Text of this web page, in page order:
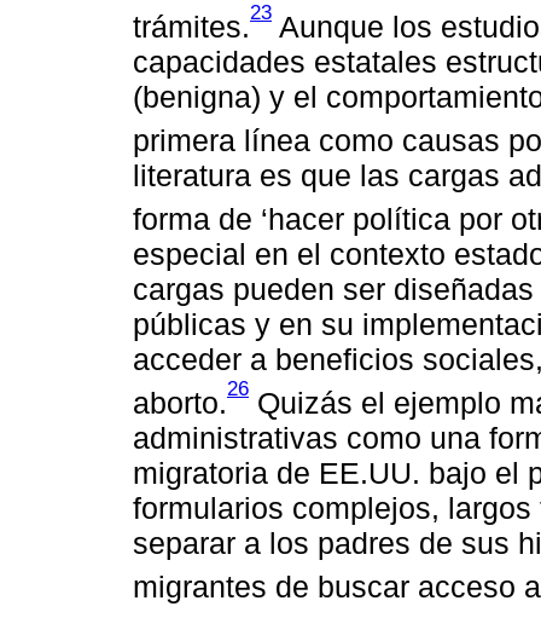
trámites.23 Aunque los
capacidades estatales
(benigna) y el
primera línea como causas
literatura es que las cargas
forma de ‘hacer política por
especial en el contexto
cargas pueden ser
públicas y en su
acceder a beneficios
aborto.26 Quizás el ejemplo
administrativas como una
migratoria de EE.UU. bajo el
formularios complejos,
separar a los padres de sus
migrantes de buscar acceso